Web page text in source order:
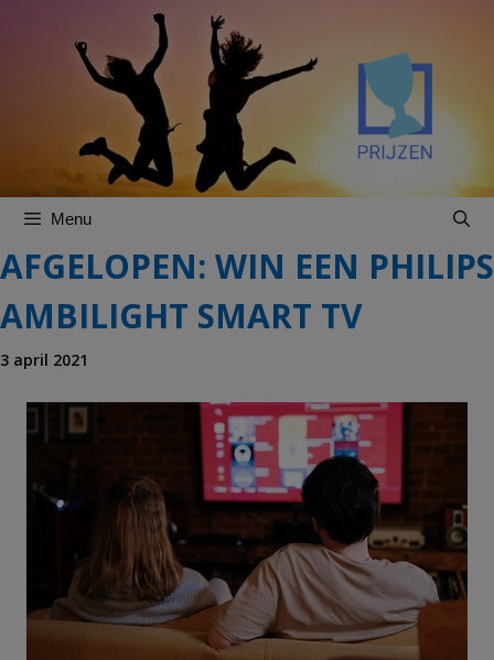
Menu
AFGELOPEN: WIN EEN PHILIPS
AMBILIGHT SMART TV
3 april 2021